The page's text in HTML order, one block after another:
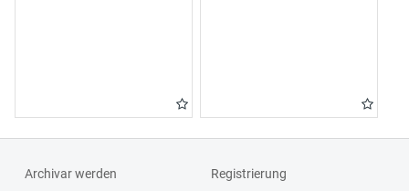
Archivar werden
Registrierung